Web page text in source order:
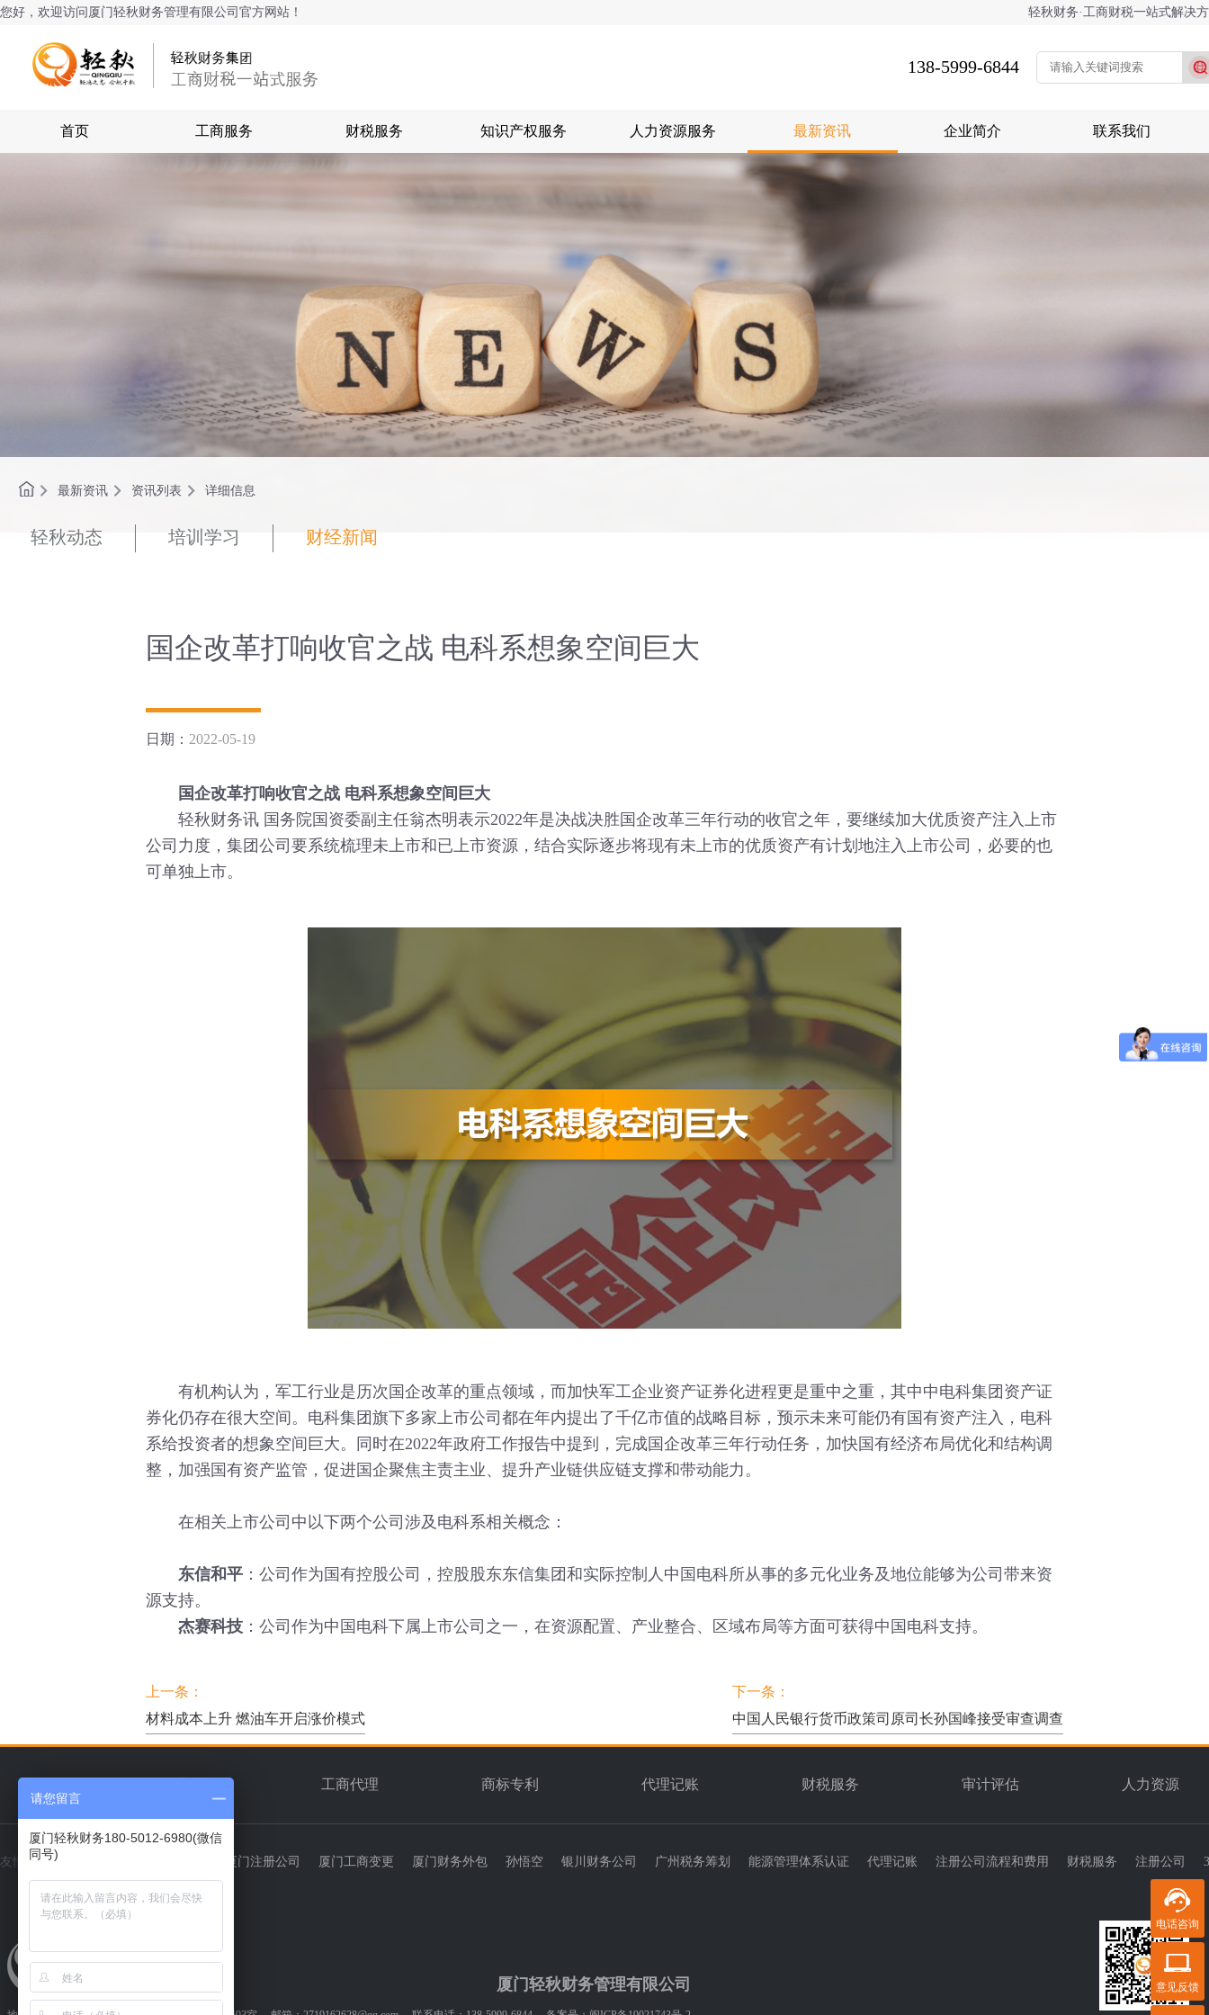
您好，欢迎访问厦门轻秋财务管理有限公司官方网站！ 轻秋财务·工商财税一站式解决
138-5999-6844
首页 工商服务 财税服务 知识产权服务 人力资源服务 最新资讯 企业简介 联系我们
最新资讯 资讯列表 详细信息
轻秋动态 培训学习 财经新闻
国企改革打响收官之战 电科系想象空间巨大
日期： 2022-05-19
国企改革打响收官之战 电科系想象空间巨大
轻秋财务讯 国务院国资委副主任翁杰明表示2022年是决战决胜国企改革三年行动的收官之年，要继续加大优质资产注入上市
公司力度，集团公司要系统梳理未上市和已上市资源，结合实际逐步将现有未上市的优质资产有计划地注入上市公司，必要的也
可单独上市。
有机构认为，军工行业是历次国企改革的重点领域，而加快军工企业资产证券化进程更是重中之重，其中中电科集团资产证
券化仍存在很大空间。电科集团旗下多家上市公司都在年内提出了千亿市值的战略目标，预示未来可能仍有国有资产注入，电科
系给投资者的想象空间巨大。同时在2022年政府工作报告中提到，完成国企改革三年行动任务，加快国有经济布局优化和结构调
整，加强国有资产监管，促进国企聚焦主责主业、提升产业链供应链支撑和带动能力。
在相关上市公司中以下两个公司涉及电科系相关概念：
东信和平 ：公司作为国有控股公司，控股股东东信集团和实际控制人中国电科所从事的多元化业务及地位能够为公司带来资
源支持。
杰赛科技 ：公司作为中国电科下属上市公司之一，在资源配置、产业整合、区域布局等方面可获得中国电科支持。
上一条：
材料成本上升 燃油车开启涨价模式
下一条：
中国人民银行货币政策司原司长孙国峰接受审查调查
工商代理 商标专利 代理记账 财税服务 审计评估 人力资源
友情链接： 厦门注册公司 厦门工商变更 厦门财务外包 孙悟空 银川财务公司 广州税务筹划 能源管理体系认证 代理记账 注册公司流程和费用 财税服务 注册公司
厦门轻秋财务管理有限公司
电话咨询
意见反馈
请您留言
厦门轻秋财务180-5012-6980(微信
同号)